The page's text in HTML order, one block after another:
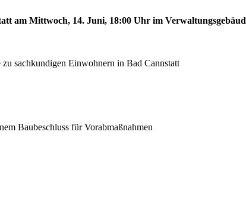
am Mittwoch, 14. Juni, 18:00 Uhr im
sachkundigen Einwohnern in Bad Cannstatt
Baubeschluss für Vorabmaßnahmen